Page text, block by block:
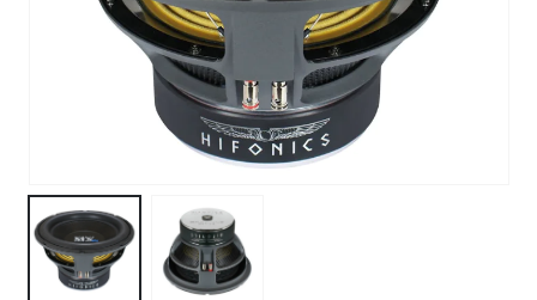
лв..